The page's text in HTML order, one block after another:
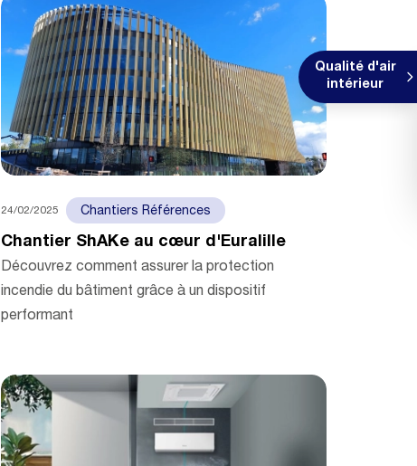
Qualité d'air
intérieur
24/02/2025 Chantiers Références
Chantier ShAKe au cœur d'Euralille
Découvrez comment assurer la protection
incendie du bâtiment grâce à un dispositif
performant